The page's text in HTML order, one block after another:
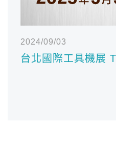
2024/09/03
台北國際工具機展